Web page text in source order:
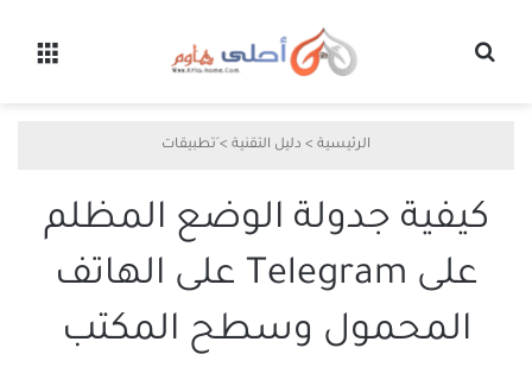
الرئيسية > دليل التقنية > َتطبيقات
كيفية جدولة الوضع المظلم
على Telegram على الهاتف
المحمول وسطح المكتب